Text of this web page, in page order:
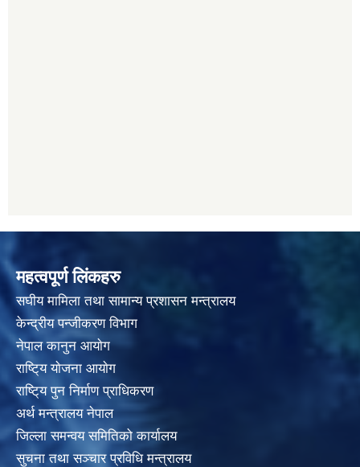
महत्वपूर्ण लिंकहरु
स‌घीय मामिला तथा सामान्य प्रशासन मन्त्रालय
केन्द्रीय पन्जीकरण विभाग
नेपाल कानुन आयाेग
राष्टि्य याेजना आयाेग
राष्टि्य पुन निर्माण प्राधिकरण
अर्थ मन्त्रालय नेपाल
जिल्ला समन्वय समितिको कार्यालय
सुचना तथा सञ्चार प्रविधि मन्त्रालय